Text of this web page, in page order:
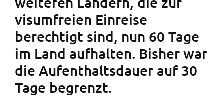
visumfreien Einreise
berechtigt sind, nun 60 Tage
im Land aufhalten. Bisher war
die Aufenthaltsdauer auf 30
Tage begrenzt.